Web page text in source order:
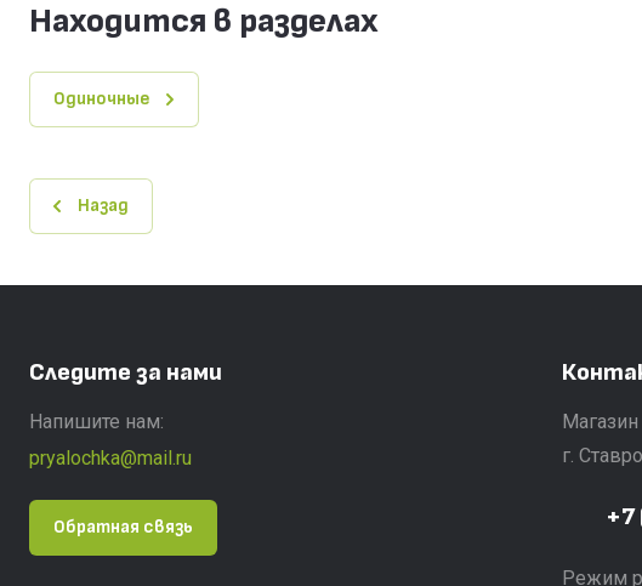
Находится в разделах
Одиночные
Назад
Следите за нами
Напишите нам:
pryalochka@mail.ru
Обратная связь
г.
Режим